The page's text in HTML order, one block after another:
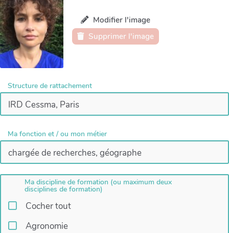
Modifier l'image
Supprimer l'image
Structure de rattachement
Ma fonction et / ou mon métier
Ma discipline de formation (ou maximum deux
disciplines de formation)
Cocher tout
Agronomie